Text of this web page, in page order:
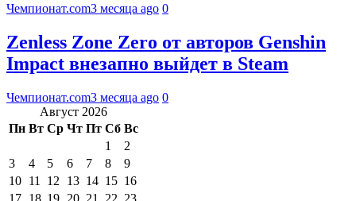
Чемпионат.com3 месяца ago 0
Zenless Zone Zero от авторов Genshin
Impact внезапно выйдет в Steam
Чемпионат.com3 месяца ago 0
Август 2026
Пн Вт Ср Чт Пт Сб Вс
1
2
3
4 5 6 7 8
9
10 11 12 13 14 15 16
17 18 19 20 21 22 23